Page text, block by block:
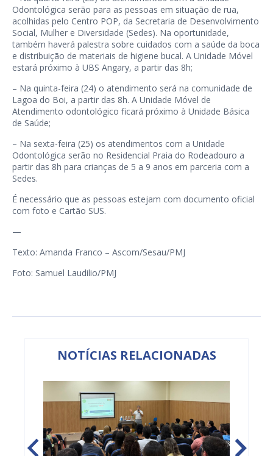
Odontológica serão para as pessoas em situação de rua,
acolhidas pelo Centro POP, da Secretaria de Desenvolvimento
Social, Mulher e Diversidade (Sedes). Na oportunidade,
também haverá palestra sobre cuidados com a saúde da boca
e distribuição de materiais de higiene bucal. A Unidade Móvel
estará próximo à UBS Angary, a partir das 8h;
– Na quinta-feira (24) o atendimento será na comunidade de
Lagoa do Boi, a partir das 8h. A Unidade Móvel de
Atendimento odontológico ficará próximo à Unidade Básica
de Saúde;
– Na sexta-feira (25) os atendimentos com a Unidade
Odontológica serão no Residencial Praia do Rodeadouro a
partir das 8h para crianças de 5 a 9 anos em parceria com a
Sedes.
É necessário que as pessoas estejam com documento oficial
com foto e Cartão SUS.
—
Texto: Amanda Franco – Ascom/Sesau/PMJ
Foto: Samuel Laudilio/PMJ
NOTÍCIAS RELACIONADAS